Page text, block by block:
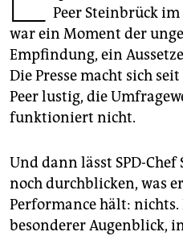
Peer Steinbrück
war ein Moment der
Empfindung, ein
Die Presse macht sich
Peer lustig, die
funktioniert nicht.
Und dann lässt SPD-
noch durchblicken, was
Performance hält:
besonderer Augenblick,